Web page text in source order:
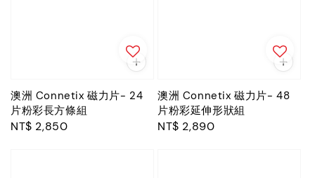
澳洲 Connetix 磁力片- 24
片粉彩長方條組
Regular
NT$ 2,850
澳洲 Connetix 磁力片- 48
片粉彩延伸形狀組
Regular
NT$ 2,890